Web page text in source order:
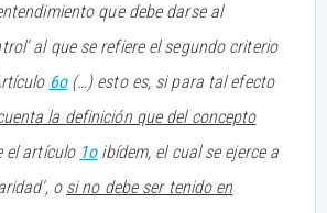
que debe darse al
al que se refiere el segundo criterio
6o(…) esto es, si para tal efecto
la definición que del concepto
el artículo 1oibídem, el cual se ejerce a
o si no debe ser tenido en